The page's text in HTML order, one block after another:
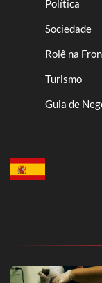
Política
Sociedade
Rolê na
Turismo
Guia de